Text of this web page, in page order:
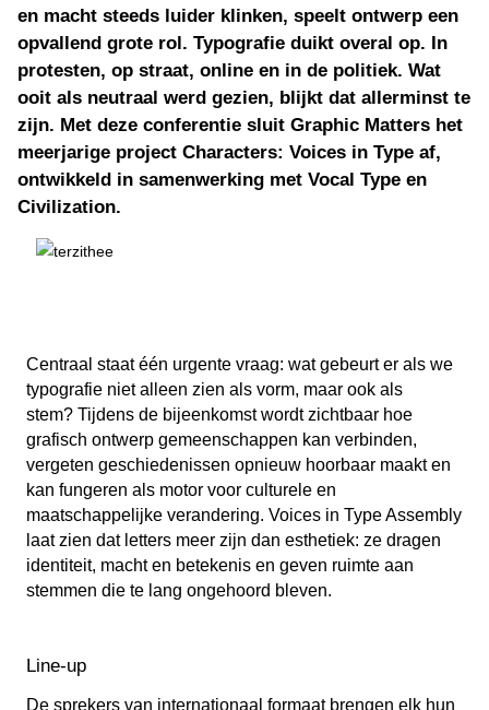
en macht steeds luider klinken, speelt ontwerp een
opvallend grote rol. Typografie duikt overal op. In
protesten, op straat, online en in de politiek. Wat
ooit als neutraal werd gezien, blijkt dat allerminst te
zijn. Met deze conferentie sluit Graphic Matters het
meerjarige project Characters: Voices in Type af,
ontwikkeld in samenwerking met Vocal Type en
Civilization.
Centraal staat één urgente vraag: wat gebeurt er als we
typografie niet alleen zien als vorm, maar ook als
stem? Tijdens de bijeenkomst wordt zichtbaar hoe
grafisch ontwerp gemeenschappen kan verbinden,
vergeten geschiedenissen opnieuw hoorbaar maakt en
kan fungeren als motor voor culturele en
maatschappelijke verandering. Voices in Type Assembly
laat zien dat letters meer zijn dan esthetiek: ze dragen
identiteit, macht en betekenis en geven ruimte aan
stemmen die te lang ongehoord bleven.
Line-up
De sprekers van internationaal formaat brengen elk hun